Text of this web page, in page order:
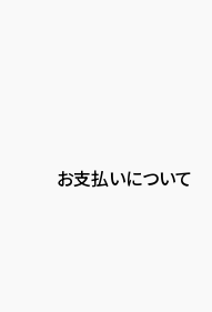
お支払いについて